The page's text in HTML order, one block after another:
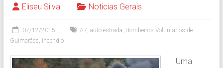
Eliseu Silva Noticias Gerais
07/12/2015 A7, auto-estrada, Bombeiros Voluntários de
Guimarães, incendio
Uma